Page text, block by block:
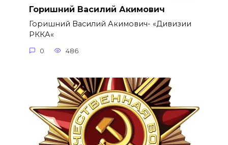
Горишний Василий Акимович
Горишний Василий Акимович- «Дивизии
РККА«
0 486